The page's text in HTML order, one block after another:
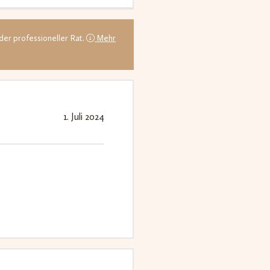
professioneller Rat.
Mehr
1. Juli 2024